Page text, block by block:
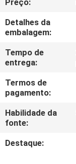
DA
QUALIDADE
ENTRE
CONTATO
CONOSCO
PEÇA
Preço:
Detalhes da
embalagem:
Tempo de
entrega:
Termos de
pagamento:
Habilidade da
fonte:
Destaque: